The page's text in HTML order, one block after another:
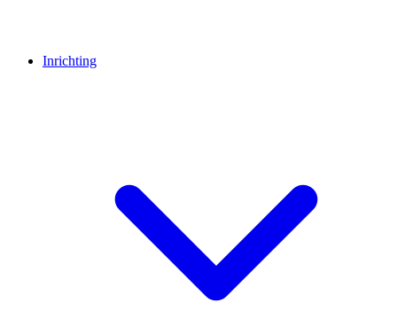
Inrichting